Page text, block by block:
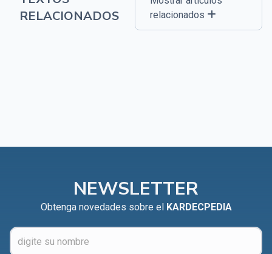
RELACIONADOS
relacionados
NEWSLETTER
Obtenga novedades sobre el KARDECPEDIA